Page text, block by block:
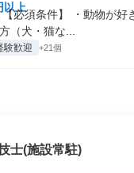
以上
必須条件】 ・動物が好
（犬・猫な...
験歓迎 +21個
士(施設常駐)